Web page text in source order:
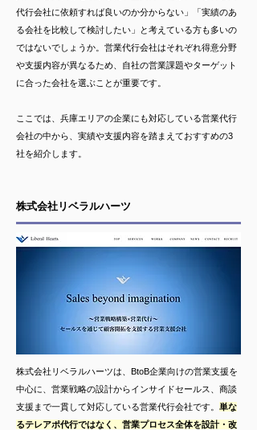
代行会社に依頼すれば良いのか分からない」「実績のあ
る会社を比較して検討したい」と考えている方も多いの
ではないでしょうか。営業代行会社はそれぞれ得意分野
や支援内容が異なるため、自社の営業課題やターゲット
に合った会社を選ぶことが重要です。
ここでは、兵庫エリアの企業にも対応している営業代行
会社の中から、実績や支援内容を踏まえておすすめの3
社を紹介します。
株式会社リベラルハーツ
株式会社リベラルハーツは、BtoB企業向けの営業支援を
中心に、営業戦略の設計からインサイドセールス、商談
支援まで一貫して対応している営業代行会社です。 単な
るテレアポ代行ではなく、営業プロセス全体を設計・改